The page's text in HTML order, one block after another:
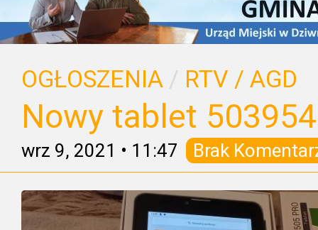
OGŁOSZENIA / RTV / AGD
Nowy tablet
wrz 9, 2021 • 11:47 Brak